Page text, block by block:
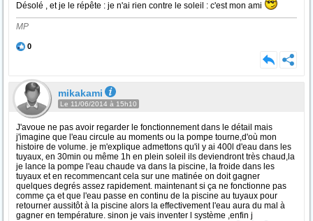
Désolé , et je le répête : je n'ai rien contre le soleil : c'est mon ami
MP
0
mikakami
Le 11/06/2014 à 15h10
J'avoue ne pas avoir regarder le fonctionnement dans le détail mais
j'imagine que l'eau circule au moments ou la pompe tourne,d'où mon
histoire de volume. je m'explique admettons qu'il y ai 400l d'eau dans les
tuyaux, en 30min ou même 1h en plein soleil ils deviendront très chaud,la
je lance la pompe l'eau chaude va dans la piscine, la froide dans les
tuyaux et en recommencant cela sur une matinée on doit gagner
quelques degrés assez rapidement. maintenant si ça ne fonctionne pas
comme ça et que l'eau passe en continu de la piscine au tuyaux pour
retourner aussitôt à la piscine alors la effectivement l'eau aura du mal à
gagner en température. sinon je vais inventer l système ,enfin j